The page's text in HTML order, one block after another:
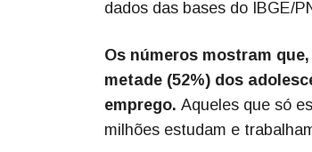
dados das bases do IBGE/
Os números mostram
metade (52%) dos
emprego. Aqueles que só
milhões estudam e